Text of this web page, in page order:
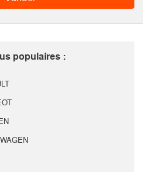
populaires :